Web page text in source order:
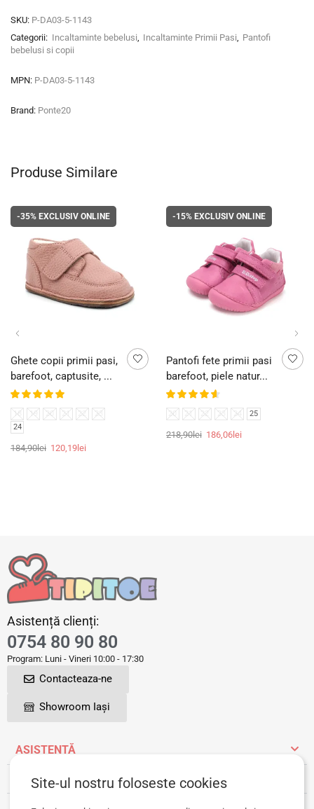
SKU: P-DA03-5-1143
Categorii: Incaltaminte bebelusi, Incaltaminte Primii Pasi, Pantofi
bebelusi si copii
MPN: P-DA03-5-1143
Brand: Ponte20
Produse Similare
-35% EXCLUSIV ONLINE
Ghete copii primii pasi,
barefoot, captusite, ...
18 19 20 21 22
23
24
184,90lei 120,19lei
-15%EXCLUSIV ONLINE
Pantofi fete primii pasi
barefoot, piele natur...
20 21 22 23 24 25
218,90lei 186,06lei
Asistență clienți:
0754 80 90 80
Program: Luni - Vineri 10:00 - 17:30
Contacteaza-ne
Showroom Iași
ASISTENȚĂ
INFORMAȚII UTILE
Site-ul nostru foloseste cookies